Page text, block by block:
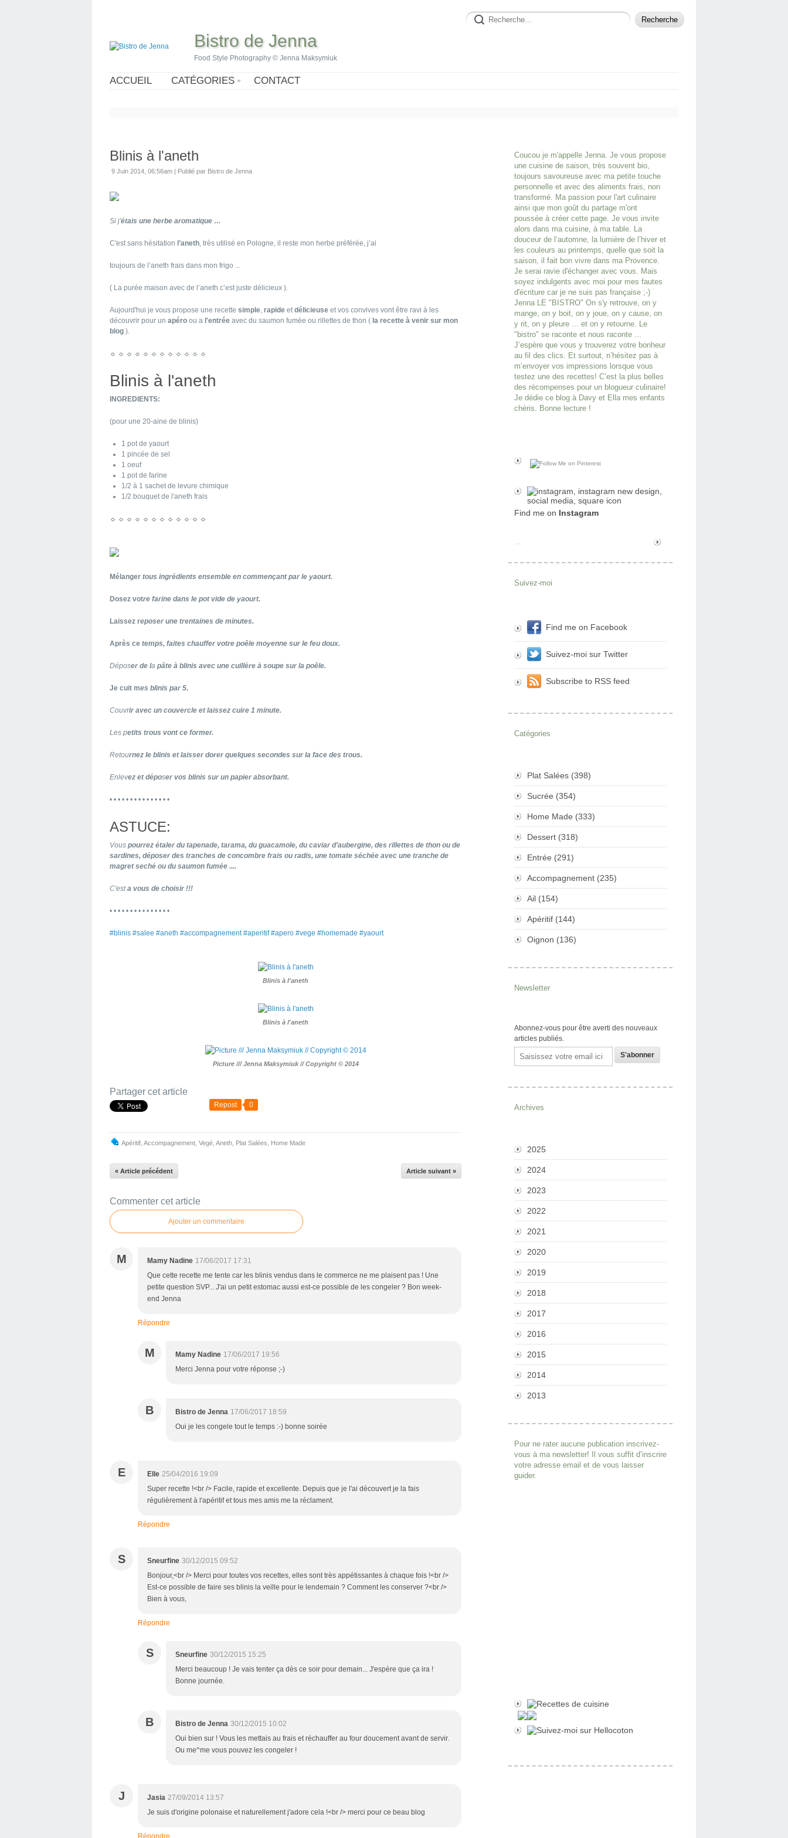
Bistro de Jenna
Food Style Photography © Jenna Maksymiuk
ACCUEIL CATÉGORIES CONTACT
Blinis à l'aneth
9 Juin 2014, 06:56am | Publié par Bistro de Jenna
Si j'étais une herbe aromatique …
C'est sans hésitation l’aneth, très utilisé en Pologne, il reste mon herbe préférée, j’ai
toujours de l’aneth frais dans mon frigo ...
( La purée maison avec de l’aneth c’est juste délicieux ).
Aujourd'hui je vous propose une recette simple, rapide etdélicieuse et vos convives vont être ravi à les
découvrir pour un apéro ou a l'entrée avec du saumon fumée ou rillettes de thon ( la recette à venir sur mon
blog ).
☼ ☼ ☼ ☼ ☼ ☼ ☼ ☼ ☼ ☼ ☼ ☼
Blinis à l'aneth
INGREDIENTS:
(pour une 20-aine de blinis)
1 pot de yaourt
1 pincée de sel
1 oeuf
1 pot de farine
1/2 à 1 sachet de levure chimique
1/2 bouquet de l'aneth frais
☼ ☼ ☼ ☼ ☼ ☼ ☼ ☼ ☼ ☼ ☼ ☼
Mélanger tous ingrédients ensemble en commençant par le yaourt.
Dosez votre farine dans le pot vide de yaourt.
Laissez reposer une trentaines de minutes.
Après ce temps, faites chauffer votre poêle moyenne sur le feu doux.
Déposer de la pâte à blinis avec une cuillère à soupe sur la poêle.
Je cuit mes blinis par 5.
Couvrir avec un couvercle et laissez cuire 1 minute.
Les petits trous vont ce former.
Retournez le blinis etlaisser dorer quelques secondes sur la face des trous.
Enlevez et déposer vos blinis sur un papier absorbant.
• • • • • • • • • • • • • • •
ASTUCE:
Vous pourrez étaler du tapenade, tarama, du guacamole, du caviar d’aubergine, des rillettes de thon ou de
sardines, déposer des tranches de concombre frais ou radis, une tomate séchée avec une tranche de
magret seché ou du saumon fumée ....
C'esta vous de choisir !!!
• • • • • • • • • • • • • • •
#blinis #salee #aneth #accompagnement #aperitif #apero #vege #homemade #yaourt
Blinis à l'aneth
Blinis à l'aneth
Picture /// Jenna Maksymiuk // Copyright © 2014
Partager cet article
Repost 0
Apéritif Accompagnement Vegè Aneth Plat Salées Home Made
« Article précédent Article suivant »
Commenter cet article
Ajouter un commentaire
M Mamy Nadine 17/06/2017 17:31
Que cette recette me tente car les blinis vendus dans le commerce ne me plaisent pas ! Une
petite question SVP... J'ai un petit estomac aussi est-ce possible de les congeler ? Bon week-
end Jenna
Répondre
M Mamy Nadine 17/06/2017 19:56
Merci Jenna pour votre réponse ;-)
B Bistro de Jenna 17/06/2017 18:59
Oui je les congele tout le temps :-) bonne soirée
E Elle 25/04/2016 19:09
Super recette !<br /> Facile, rapide et excellente. Depuis que je l'ai découvert je la fais
régulièrement à l'apéritif et tous mes amis me la réclament.
Répondre
S Sneurfine 30/12/2015 09:52
Bonjour,<br /> Merci pour toutes vos recettes, elles sont très appétissantes à chaque fois !<br />
Est-ce possible de faire ses blinis la veille pour le lendemain ? Comment les conserver ?<br />
Bien à vous,
Répondre
S Sneurfine 30/12/2015 15:25
Merci beaucoup ! Je vais tenter ça dès ce soir pour demain... J'espère que ça ira !
Bonne journée.
B Bistro de Jenna 30/12/2015 10:02
Oui bien sur ! Vous les mettais au frais et réchauffer au four doucement avant de servir.
Ou me^me vous pouvez les congeler !
J Jasia 27/09/2014 13:57
Je suis d'origine polonaise et naturellement j'adore cela !<br /> merci pour ce beau blog
Répondre
Coucou je m'appelle Jenna. Je vous propose
une cuisine de saison, très souvent bio,
toujours savoureuse avec ma petite touche
personnelle et avec des aliments frais, non
transformé. Ma passion pour l'art culinaire
ainsi que mon goût du partage m'ont
poussée à créer cette page. Je vous invite
alors dans ma cuisine, à ma table. La
douceur de l’automne, la lumière de l’hiver et
les couleurs au printemps, quelle que soit la
saison, il fait bon vivre dans ma Provence.
Je serai ravie d'échanger avec vous. Mais
soyez indulgents avec moi pour mes fautes
d'écriture car je ne suis pas française ;-)
Jenna LE "BISTRO" On s'y retrouve, on y
mange, on y boit, on y joue, on y cause, on
y rit, on y pleure ... et on y retourne. Le
"bistro" se raconte et nous raconte ...
J’espère que vous y trouverez votre bonheur
au fil des clics. Et surtout, n’hésitez pas à
m’envoyer vos impressions lorsque vous
testez une des recettes! C’est la plus belles
des récompenses pour un blogueur culinaire!
Je dédie ce blog à Davy et Ella mes enfants
chéris. Bonne lecture !
Find me on Instagram
Suivez-moi
Find me on Facebook
Suivez-moi sur Twitter
Subscribe to RSS feed
Catégories
Plat Salées (398)
Sucrée (354)
Home Made (333)
Dessert (318)
Entrée (291)
Accompagnement (235)
Ail (154)
Apéritif (144)
Oignon (136)
Newsletter
Abonnez-vous pour être averti des nouveaux
articles publiés.
Email
Archives
2025
2024
2023
2022
2021
2020
2019
2018
2017
2016
2015
2014
2013
Pour ne rater aucune publication inscrivez-
vous à ma newsletter! Il vous suffit d’inscrire
votre adresse email et de vous laisser
guider.